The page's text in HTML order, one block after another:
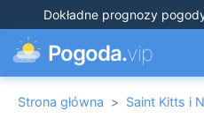
Dokładne prognozy
Pogoda.vip
Strona główna > Saint Kitts i